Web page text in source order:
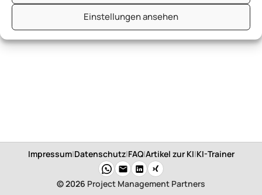
Einstellungen ansehen
Impressum|Datenschutz|FAQ|Artikel zur KI|KI-Trainer
© 2026 Project Management Partners